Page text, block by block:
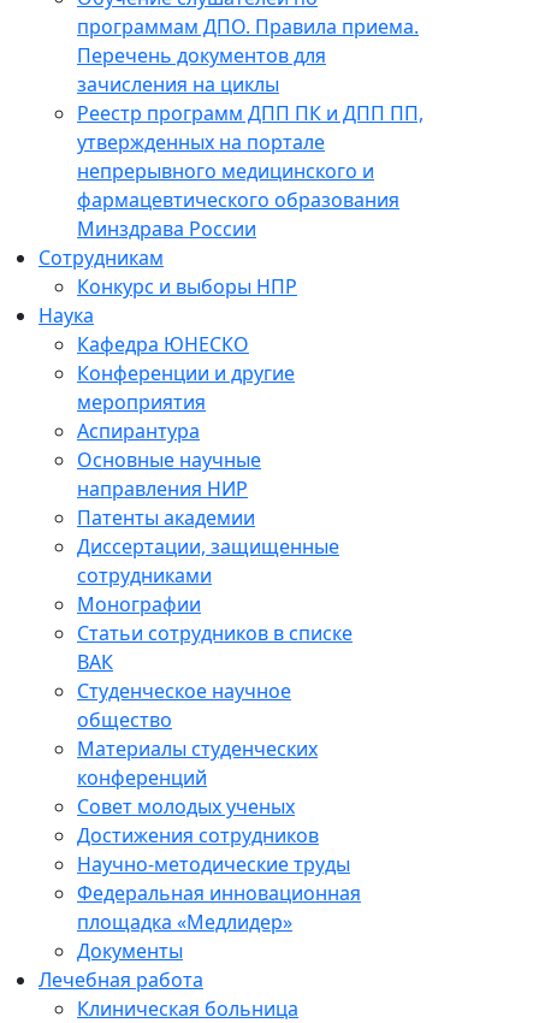
программам ДПО. Правила приема.
Перечень документов для
зачисления на циклы
Реестр программ ДПП ПК и ДПП ПП,
утвержденных на портале
непрерывного медицинского и
фармацевтического образования
Минздрава России
Сотрудникам
Конкурс и выборы НПР
Наука
Кафедра ЮНЕСКО
Конференции и другие
мероприятия
Аспирантура
Основные научные
направления НИР
Патенты академии
Диссертации, защищенные
сотрудниками
Монографии
Статьи сотрудников в списке
ВАК
Студенческое научное
общество
Материалы студенческих
конференций
Совет молодых ученых
Достижения сотрудников
Научно-методические труды
Федеральная инновационная
площадка «Медлидер»
Документы
Лечебная работа
Клиническая больница